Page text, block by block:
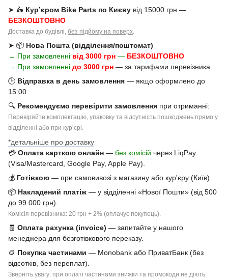
➤ 🛵 Кур’єром Bike Parts по Києву від 15000 грн —
БЕЗКОШТОВНО
Доставка до будівлі, без підйому на поверх.
➤ 📦 Нова Пошта (відділення/поштомат)
→ При замовленні від 3000 грн — БЕЗКОШТОВНО
→ При замовленні до 3000 грн — за тарифами перевізника
🕒 Відправка в день замовлення — якщо оформлено до
15:00
🔍 Рекомендуємо перевірити замовлення при отриманні:
Перевіряйте комплектацію, упаковку та відсутність пошкоджень прямо у
відділенні або при курʼєрі.
*детальніше про доставку
💳 Оплата карткою онлайн — без комісій через LiqPay
(Visa/Mastercard, Google Pay, Apple Pay).
💰 Готівкою — при самовивозі з магазину або кур'єру (Київ).
📦 Накладений платіж — у відділенні «Нової Пошти» (від 500
до 99 000 грн).
Комісія перевізника: 20 грн + 2% (оплачує покупець).
🧾 Оплата рахунка (invoice) — запитайте у нашого
менеджера для безготівкового переказу.
🪙 Покупка частинами — Monobank або ПриватБанк (без
відсотків, без переплат).
Зверніть увагу: при оплаті частинами знижки та промокоди не діють.